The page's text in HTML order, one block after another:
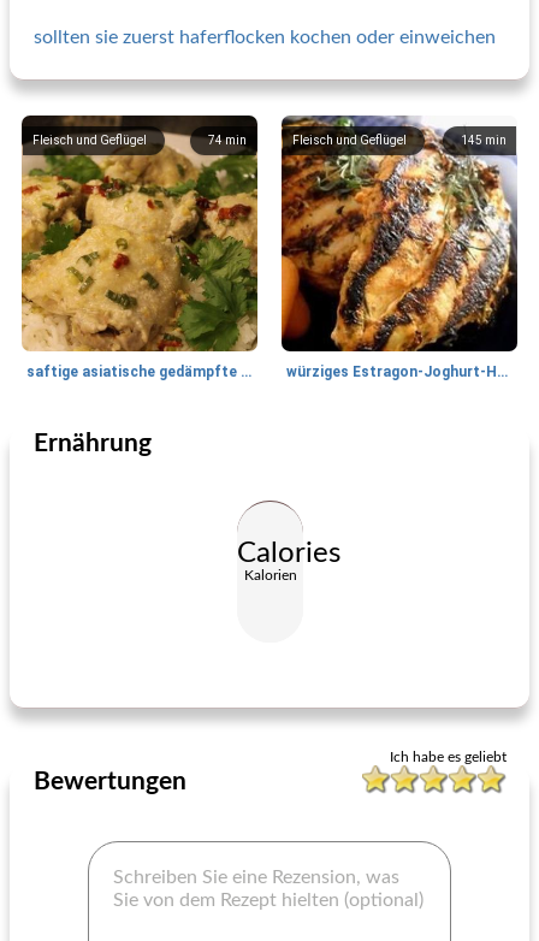
sollten sie zuerst haferflocken kochen oder einweichen
74min
Fleisch und Geflügel
saftige asiatische gedämpfte Hühnerschenkel
145 min
Fleisch und Geflügel
würziges Estragon-Joghurt-Huhn
Fleisch und Geflügel
Ernährung
Calories
Kalorien
Ich habe es geliebt
Bewertungen